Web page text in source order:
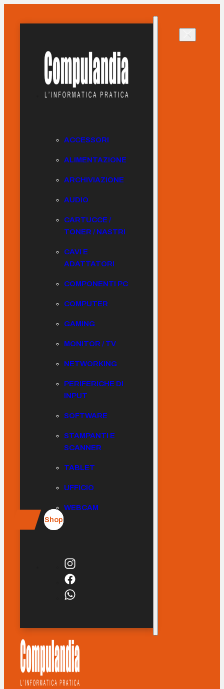
ACCESSORI
ALIMENTAZIONE
ARCHIVIAZIONE
AUDIO
CARTUCCE /
TONER / NASTRI
CAVI E
ADATTATORI
COMPONENTI PC
COMPUTER
GAMING
MONITOR / TV
NETWORKING
PERIFERICHE DI
INPUT
SOFTWARE
STAMPANTI E
SCANNER
TABLET
UFFICIO
WEBCAM
Shop